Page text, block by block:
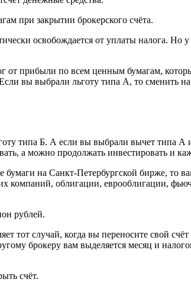
при закрытии брокерского счёта.
освобождается от уплаты налога. Но
от прибыли по всем ценным бумагам,
вы выбрали льготу типа А, то сменить
типа Б. А если вы выбрали вычет типа А
а можно продолжать инвестировать и
на Санкт-Петербургской бирже, то
компаний, облигации, еврооблигации,
рублей.
тот случай, когда вы переносите свой
брокеру вам выделяется месяц и
счёт.